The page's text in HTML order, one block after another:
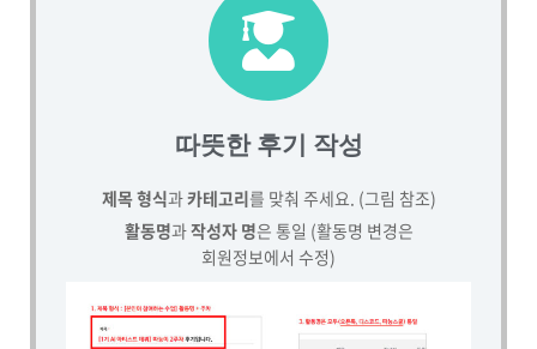
따뜻한 후기 작성
제목 형식과카테고리를 맞춰 주세요. (그림 참조)
활동명과작성자 명은 통일 (활동명 변경은
회원정보에서 수정)